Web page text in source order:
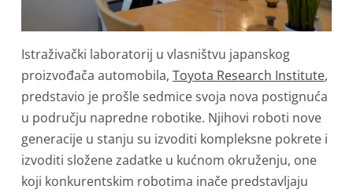
Istraživački laboratorij u vlasništvu japanskog
proizvođača automobila, Toyota Research Institute,
predstavio je prošle sedmice svoja nova postignuća
u području napredne robotike. Njihovi roboti nove
generacije u stanju su izvoditi kompleksne pokrete i
izvoditi složene zadatke u kućnom okruženju, one
koji konkurentskim robotima inače predstavljaju